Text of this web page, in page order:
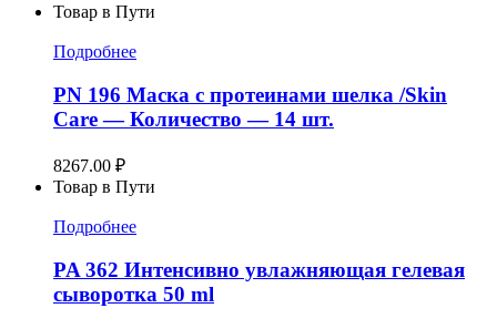
Товар в Пути
Подробнее
PN 196 Маска с протеинами шелка /Skin
Care — Количество — 14 шт.
8267.00 ₽
Товар в Пути
Подробнее
PA 362 Интенсивно увлажняющая гелевая
сыворотка 50 ml